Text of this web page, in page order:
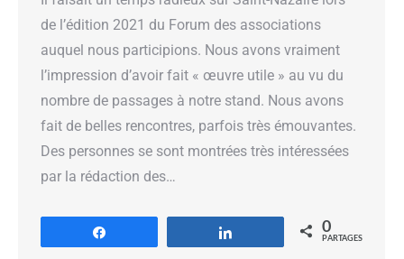
de l’édition 2021 du Forum des associations
auquel nous participions. Nous avons vraiment
l’impression d’avoir fait « œuvre utile » au vu du
nombre de passages à notre stand. Nous avons
fait de belles rencontres, parfois très émouvantes.
Des personnes se sont montrées très intéressées
par la rédaction des…
0
PARTAGES